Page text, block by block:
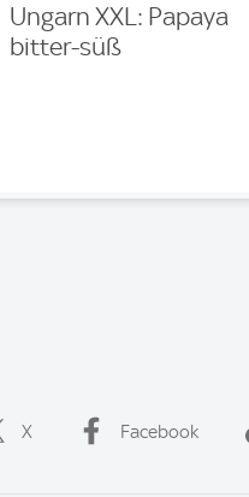
Ungarn XXL: Papaya
bitter-süß
X Facebook